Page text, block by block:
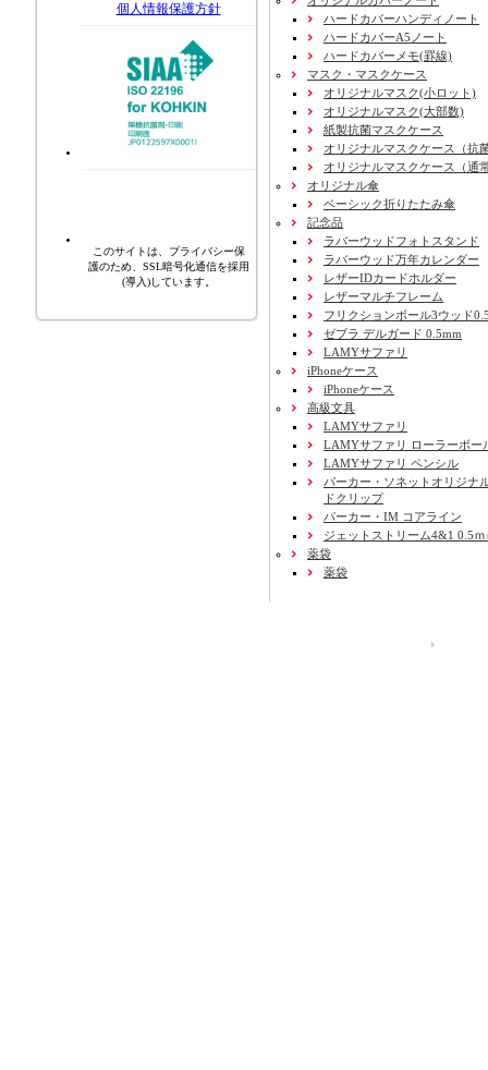
個人情報保護方針
このサイトは、プライバシー保
護のため、SSL暗号化通信を採用
(導入)しています。
ハードカバーハンディノート
ハードカバーA5ノート
ハードカバーメモ(罫線)
マスク・マスクケース
オリジナルマスク(小ロット)
オリジナルマスク(大部数)
紙製抗菌マスクケース
オリジナルマスクケース（抗
オリジナルマスクケース（通
オリジナル傘
ベーシック折りたたみ傘
記念品
ラバーウッドフォトスタンド
ラバーウッド万年カレンダー
レザーIDカードホルダー
レザーマルチフレーム
フリクションボール3ウッド
ゼブラ デルガード 0.5mm
LAMYサファリ
iPhoneケース
iPhoneケース
高級文具
LAMYサファリ
LAMYサファリ ローラーボー
LAMYサファリ ペンシル
パーカー・ソネットオリジナ
ドクリップ
パーカー・IM コアライン
ジェットストリーム4&1 0.5ｍ
薬袋
薬袋